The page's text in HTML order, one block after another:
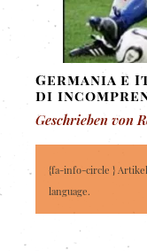
Germania e
di
Geschrieben von
{fa-info-circle }
language.